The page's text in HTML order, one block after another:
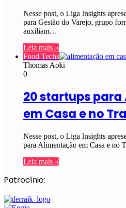
Nesse post, o Liga Insights
para Gestão do Varejo, grupo
auxiliam…
Leia mais »
Food Techs
Thomas Aoki
0
20 startups
em Casa e no
Nesse post, o Liga Insights
para Alimentação em Casa e no
Leia mais »
Patrocínio: